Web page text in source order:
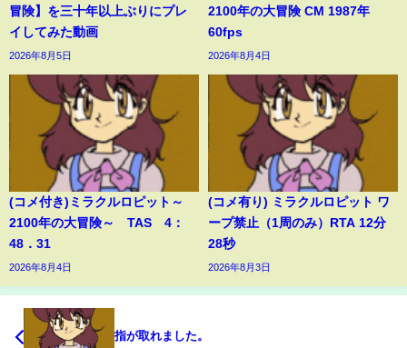
冒険】を三十年以上ぶりにプレ
イしてみた動画
2026年8月5日
2100年の大冒険 CM 1987年
60fps
2026年8月4日
(コメ付き)ミラクルロピット～
2100年の大冒険～ TAS 4：
48．31
2026年8月4日
(コメ有り) ミラクルロピット ワ
ープ禁止（1周のみ）RTA 12分
28秒
2026年8月3日
指が取れました。